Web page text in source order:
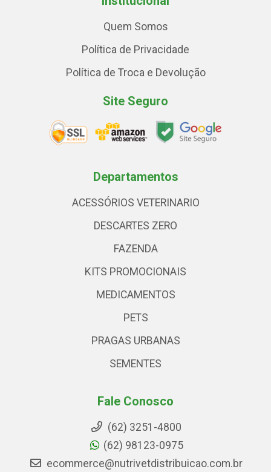
Quem Somos
Política de Privacidade
Política de Troca e Devolução
Site Seguro
Departamentos
ACESSÓRIOS VETERINARIO
DESCARTES ZERO
FAZENDA
KITS PROMOCIONAIS
MEDICAMENTOS
PETS
PRAGAS URBANAS
SEMENTES
Fale Conosco
(62) 3251-4800
(62) 98123-0975
ecommerce@nutrivetdistribuicao.com.br